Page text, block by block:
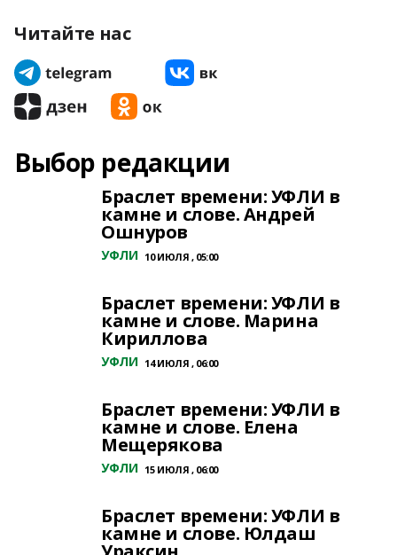
Читайте нас
Выбор редакции
Браслет времени: УФЛИ в
камне и слове. Андрей
Ошнуров
УФЛИ 10 ИЮЛЯ , 05:00
Браслет времени: УФЛИ в
камне и слове. Марина
Кириллова
УФЛИ 14 ИЮЛЯ , 06:00
Браслет времени: УФЛИ в
камне и слове. Елена
Мещерякова
УФЛИ 15 ИЮЛЯ , 06:00
Браслет времени: УФЛИ в
камне и слове. Юлдаш